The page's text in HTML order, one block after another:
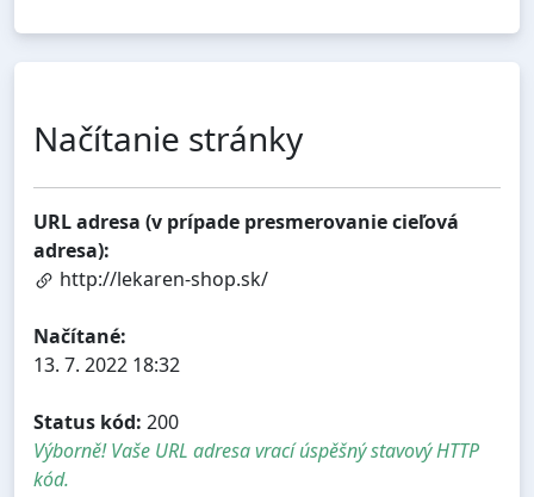
Načítanie stránky
URL adresa (v prípade presmerovanie cieľová
adresa):
http://lekaren-shop.sk/
Načítané:
13. 7. 2022 18:32
Status kód: 200
Výborně! Vaše URL adresa vrací úspěšný stavový HTTP
kód.